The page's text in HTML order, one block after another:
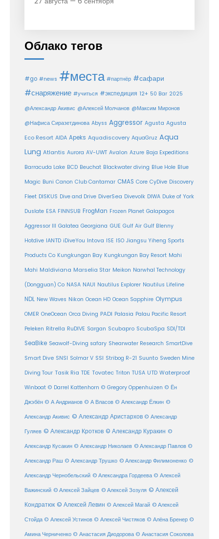
Облако тегов
#go #news #места #партнёр #сафари
#снаряжение #учиться #экспедиция 12+ 50 Bar 2025
@Александр Акивис @Алексей Молчанов @Максим Миронов
@Нафиса Сиразетдинова Abyss Aggressor Agusta Agusta
Eco Resort AIDA Apeks Aquadiscovery AquaGruz Aqua
Lung Atlantis Aurora AV-UWT Avalon Azure Baja Expeditions
Barracuda Lake BCD Beuchat Blackwater diving Blue Hole Blue
Magic Buni Canon Club Cantamar CMAS Core CyDive Discovery
Fleet DISKUS Dive and Drive DiverSea Divevolk DIWA Duke of York
Duslate ESA FINNSUB FrogMan Frozen Planet Galapagos
Aggressor III Galatea Georgiana GUE Gulf Air Gulf Blenny
Hotdive IANTD iDiveYou Intova ISE ISO Jiangsu Yiheng Sports
Products Co Kungkungan Bay Kungkungan Bay Resort Mahi
Mahi Maldiviana Marselia Star Meikon Narwhal Technology
(Dongguan) Co NASA NAUI Nautilus Explorer Nautilus Lifeline
NDL New Waves Nikon Ocean HD Ocean Sapphire Olympus
OMER OneOcean Orca Diving PADI Palasia Palau Pacific Resort
Peleken Ritrella RuDIVE Sargan Scubapro ScubaSpa SDI/TDI
SeaBike Seawolf-Diving safary Shearwater Research SmartDive
Smart Dive SNSI Solmar V SSI Stribog R-21 Suunto Sweden Mine
Diving Tour Tasik Ria TDE Tovatec Triton TUSA UTD Waterproof
Winboat © Darrel Kattenhorn © Gregory Oppenhuizen © Ён
Джэбён © А Андрианов © А Власов © Александр Ёлкин ©
Александр Акивис © Александр Аристархов © Александр
Гуляев © Александр Кротков © Александр Куракин ©
Александр Кусакин © Александр Николаев © Александр Павлов ©
Александр Раш © Александр Трушко © Александр Филимоненко ©
Александр Чернобельский © Александра Гордеева © Алексей
Важинский © Алексей Зайцев © Алексей Зозуля © Алексей
Кондратюк © Алексей Левин © Алексей Магай © Алексей
Стойда © Алексей Устинов © Алексей Чистяков © Алёна Бренер ©
Амина Черниченко © Анастасия Диодорова © Анастасия Соколова